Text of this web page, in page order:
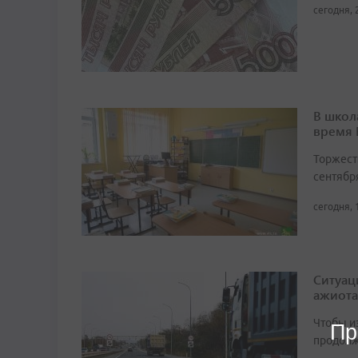
сегодня,
В
время
сегодня,
Чтобы